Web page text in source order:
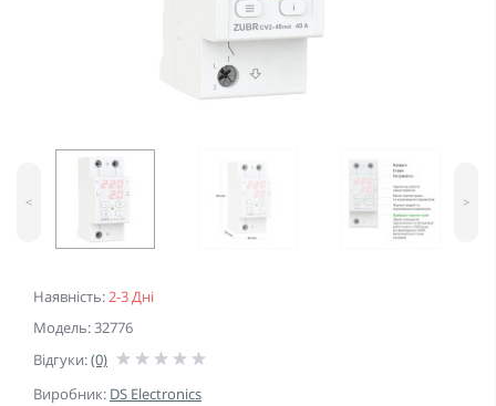
Наявність:2-3 Дні
Модель: 32776
Відгуки:(0)
Виробник: DS Electronics
< >